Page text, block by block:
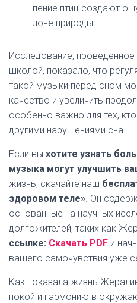
пение птиц создают
лоне природы.
Исследование,
школой, показало, что
такой музыки перед сном
качество и увеличить
особенно важно для тех,
другими нарушениями сна.
Если вы хотите узнать
музыка могут улучшить
жизнь, скачайте наш
здоровом теле». Он
основанные на научных
долгожителей, таких как
ссылке: Скачать PDF и
вашего самочувствия уже
Как показала жизнь
покой и гармонию в